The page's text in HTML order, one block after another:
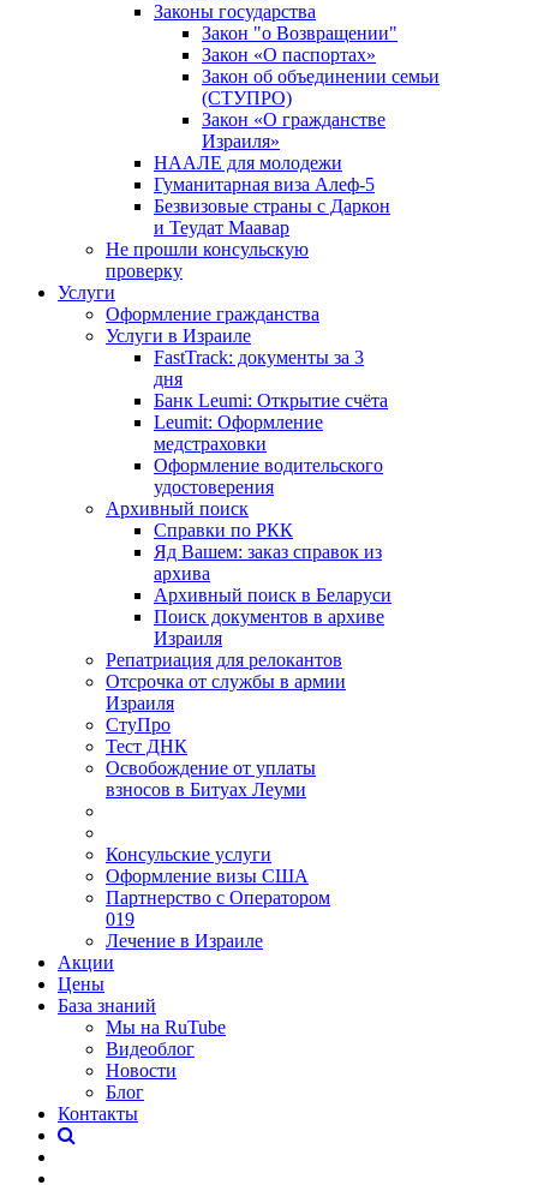
Законы государства
Закон "о Возвращении"
Закон «О паспортах»
Закон об объединении семьи
(СТУПРО)
Закон «О гражданстве
Израиля»
НААЛЕ для молодежи
Гуманитарная виза Алеф-5
Безвизовые страны с Даркон
и Теудат Маавар
Не прошли консульскую
проверку
Услуги
Оформление гражданства
Услуги в Израиле
FastTrack: документы за 3
дня
Банк Leumi: Открытие счёта
Leumit: Оформление
медстраховки
Оформление водительского
удостоверения
Архивный поиск
Справки по РКК
Яд Вашем: заказ справок из
архива
Архивный поиск в Беларуси
Поиск документов в архиве
Израиля
Репатриация для релокантов
Отсрочка от службы в армии
Израиля
СтуПро
Тест ДНК
Освобождение от уплаты
взносов в Битуах Леуми
Консульские услуги
Оформление визы США
Партнерство с Оператором
019
Лечение в Израиле
Акции
Цены
База знаний
Мы на RuTube
Видеоблог
Новости
Блог
Контакты